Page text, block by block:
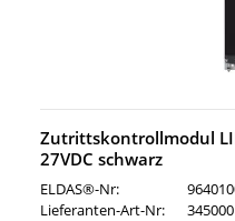
Zutrittskontrollmodul
27VDC schwarz
ELDAS®-Nr:
Lieferanten-Art-Nr:
345000